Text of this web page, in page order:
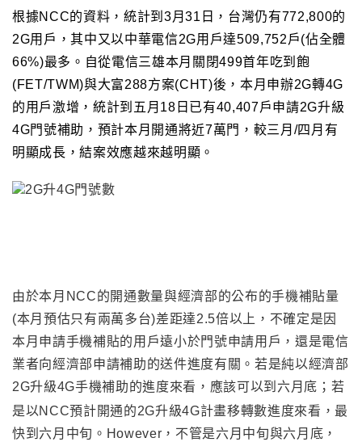
根據NCC的資料 ，統計到3月31日 ， 台灣仍有772,800的
2G用戶 ，其中又以中華電信2G用戶達509,752戶(佔全體
66%)最多 。自從電信三雄本月關閉499首年吃到飽
(FET/TWM)與大富288方案(CHT)後 ，本月申辦2G轉4G
的用戶激增 ，統計到五月18日已有40,407戶申請2G升級
4G門號補助 ， 預計本月開通將近7萬門 ， 較三月/四月有
明顯成長 ，結案效應越來越明顯 。
由於本月NCC的開通數量與經濟部的公布的手機補貼量
(本月預估只有兩萬多台)差距達2.5倍以上 ， 不確定是因
本月申請手機補貼的用戶遠小於門號申請用戶 ，還是電信
業者向經濟部申請補助的送件進度有關 。若是純以經濟部
2G升級4G手機補助的進度來看 ， 應該可以到六月底 ； 若
是以NCC預計開通的2G升級4G計畫移轉數進度來看 ， 最
快到六月中旬 。However ， 不管是六月中旬與六月底 ，